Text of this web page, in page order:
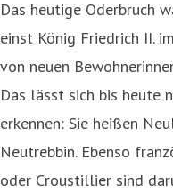
Das heutige Oderbruch
einst König Friedrich II.
von neuen
Das lässt sich bis heute
erkennen: Sie heißen
Neutrebbin. Ebenso
oder Croustillier sind